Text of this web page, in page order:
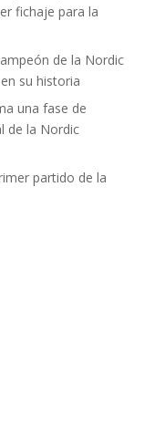
fichaje para la
de la Nordic
su historia
una fase de
de la Nordic
partido de la